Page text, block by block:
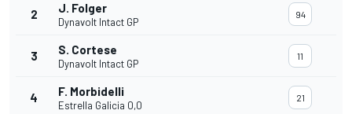
2 J. Folger
Dynavolt Intact GP
94
3 S. Cortese
Dynavolt Intact GP
11
4 F. Morbidelli
Estrella Galicia 0,0
21